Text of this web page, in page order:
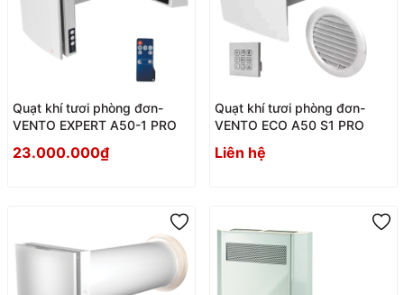
Quạt khí tươi phòng đơn-
VENTO EXPERT A50-1 PRO
23.000.000₫
Quạt khí tươi phòng đơn-
VENTO ECO A50 S1 PRO
Liên hệ